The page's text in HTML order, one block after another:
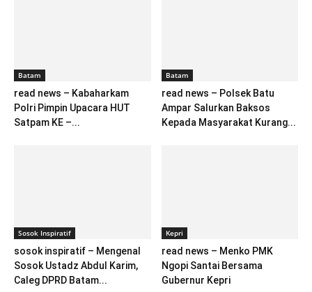
Batam
read news – Kabaharkam
Polri Pimpin Upacara HUT
Satpam KE –...
Batam
read news – Polsek Batu
Ampar Salurkan Baksos
Kepada Masyarakat Kurang...
Sosok Inspiratif
sosok inspiratif – Mengenal
Sosok Ustadz Abdul Karim,
Caleg DPRD Batam...
Kepri
read news – Menko PMK
Ngopi Santai Bersama
Gubernur Kepri